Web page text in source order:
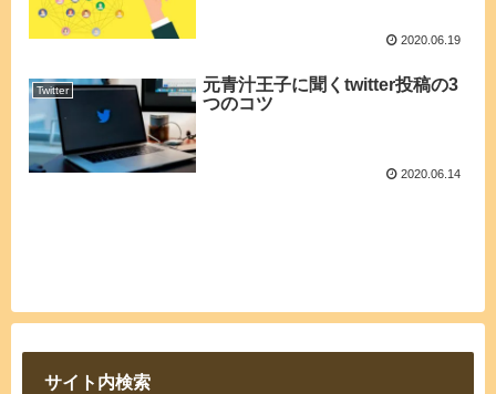
2020.06.19
Twitter
元青汁王子に聞くtwitter投稿の3
つのコツ
2020.06.14
サイト内検索